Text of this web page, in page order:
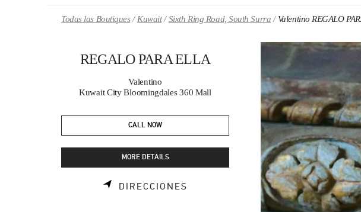
Todas las Boutiques Kuwait Sixth Ring Road, South Surra Valentino REGALO
REGALO PARA ELLA
Valentino
Kuwait City Bloomingdales 360 Mall
CALL NOW
MORE DETAILS
DIRECCIONES LINK OPENS IN NEW TAB